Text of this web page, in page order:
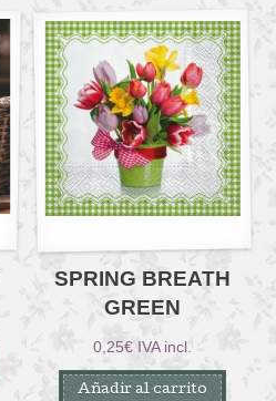
SPRING BREATH
GREEN
0,25€ IVA incl.
Añadir al carrito